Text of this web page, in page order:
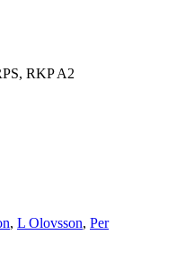
RKP A2
, L Olovsson, Per